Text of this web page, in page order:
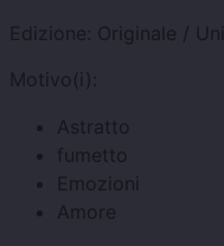
Edizione: Originale /
Motivo(i):
Astratto
fumetto
Emozioni
Amore